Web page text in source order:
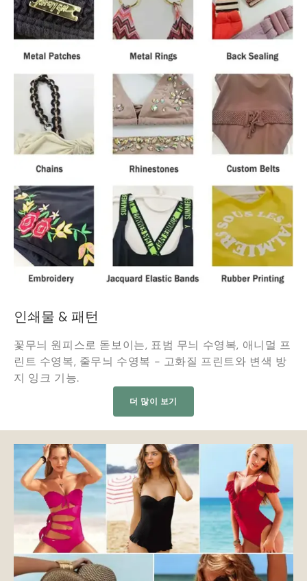
인쇄물 & 패턴
꽃무늬 원피스로 돋보이는, 표범 무늬 수영복, 애니멀 프
린트 수영복, 줄무늬 수영복 - 고화질 프린트와 변색 방
지 잉크 기능.
더 많이 보기